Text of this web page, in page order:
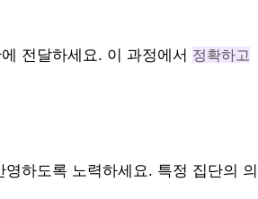
전달하세요. 이 과정에서 정확하고
하도록 노력하세요. 특정 집단의 의